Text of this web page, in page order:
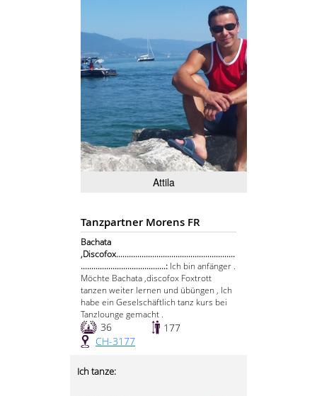
Attila
Tanzpartner Morens FR
Bachata
,Discofox........................................................
........................................: Ich bin anfänger .
Möchte Bachata ,discofox Foxtrott
tanzen weiter lernen und übüngen , Ich
habe ein Geselschäftlich tanz kurs bei
Tanzlounge gemacht .
36
177
CH-3177
Ich tanze: